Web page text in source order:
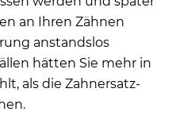
an Ihren Zähnen
anstandslos
hätten Sie mehr in
als die Zahnersatz-